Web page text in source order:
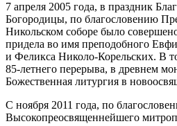
7 апреля 2005 года, в праздник
Богородицы, по благословению
Никольском соборе было
придела во имя преподобного
и Феликса Николо-Корельских. В
85-летнего перерыва, в древнем
Божественная литургия в
С ноября 2011 года, по
Высокопреосвященнейшего